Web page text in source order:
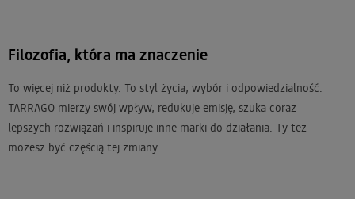
Filozofia, która ma znaczenie
To więcej niż produkty. To styl życia, wybór i odpowiedzialność.
TARRAGO mierzy swój wpływ, redukuje emisję, szuka coraz
lepszych rozwiązań i inspiruje inne marki do działania. Ty też
możesz być częścią tej zmiany.